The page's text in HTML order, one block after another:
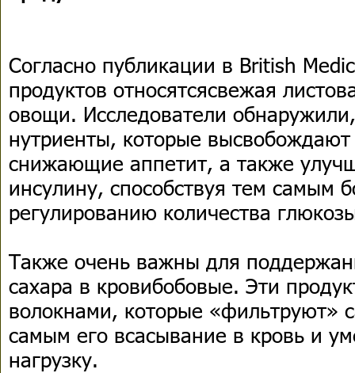
Согласно публикации в British
продуктов относятсясвежая
овощи. Исследователи
нутриенты, которые
снижающие аппетит, а также
инсулину, способствуя тем самым
регулированию количества
Также очень важны для
сахара в кровибобовые. Эти
волокнами, которые «фильтруют»
самым его всасывание в кровь и
нагрузку.